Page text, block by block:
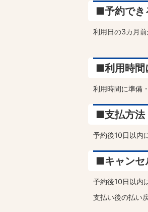
■予約でき
利用日の3カ月前
■利用時間
利用時間に準備
■支払方法
予約後10日以内
■キャンセ
予約後10日以内
支払い後の払い